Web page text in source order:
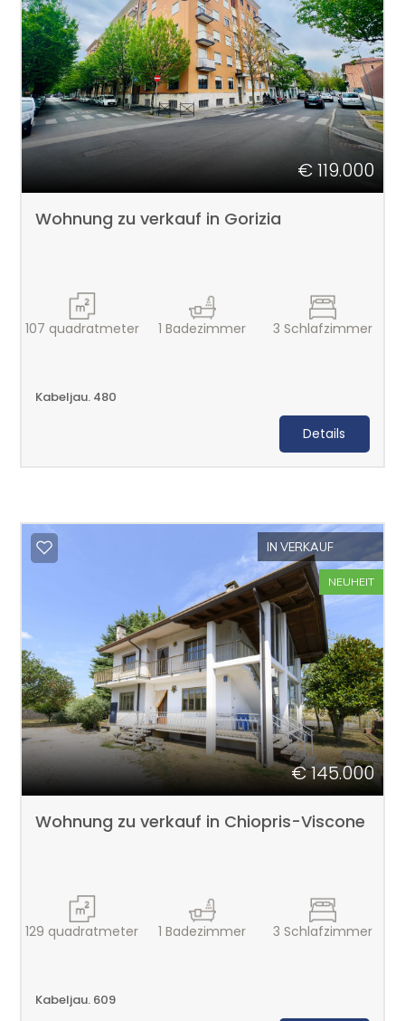
€ 119.000
Wohnung zu verkauf in Gorizia
107 quadratmeter 1 Badezimmer 3 Schlafzimmer
Kabeljau. 480
Details
IN VERKAUF
NEUHEIT
€ 145.000
Wohnung zu verkauf in Chiopris-Viscone
129 quadratmeter 1 Badezimmer 3 Schlafzimmer
Kabeljau. 609
DIENSTLEISTUNGEN
KONTAKTE
den
Suchbereich
aus.
Provinz
Gemeinsam
Immobilientyp
Werbespots
Preis
Gesamtfläche
Mindestvoraussetzungen